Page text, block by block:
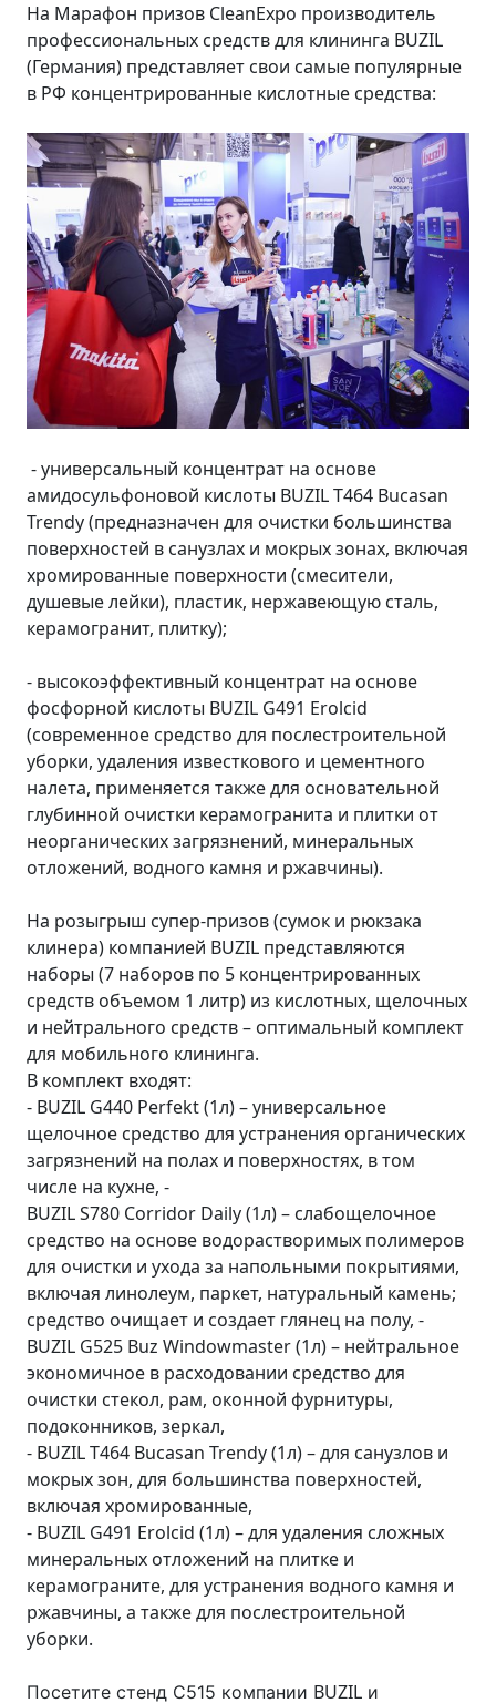
На Марафон призов CleanExpo производитель
профессиональных средств для клининга BUZIL
(Германия) представляет свои самые популярные
в РФ концентрированные кислотные средства:
- универсальный концентрат на основе
амидосульфоновой кислоты BUZIL T464 Bucasan
Trendy (предназначен для очистки большинства
поверхностей в санузлах и мокрых зонах, включая
хромированные поверхности (смесители,
душевые лейки), пластик, нержавеющую сталь,
керамогранит, плитку);
- высокоэффективный концентрат на основе
фосфорной кислоты BUZIL G491 Erolcid
(современное средство для послестроительной
уборки, удаления известкового и цементного
налета, применяется также для основательной
глубинной очистки керамогранита и плитки от
неорганических загрязнений, минеральных
отложений, водного камня и ржавчины).
На розыгрыш супер-призов (сумок и рюкзака
клинера) компанией BUZIL представляются
наборы (7 наборов по 5 концентрированных
средств объемом 1 литр) из кислотных, щелочных
и нейтрального средств – оптимальный комплект
для мобильного клининга.
В комплект входят:
- BUZIL G440 Perfekt (1л) – универсальное
щелочное средство для устранения органических
загрязнений на полах и поверхностях, в том
числе на кухне, -
BUZIL S780 Corridor Daily (1л) – слабощелочное
средство на основе водорастворимых полимеров
для очистки и ухода за напольными покрытиями,
включая линолеум, паркет, натуральный камень;
средство очищает и создает глянец на полу, -
BUZIL G525 Buz Windowmaster (1л) – нейтральное
экономичное в расходовании средство для
очистки стекол, рам, оконной фурнитуры,
подоконников, зеркал,
- BUZIL T464 Bucasan Trendy (1л) – для санузлов и
мокрых зон, для большинства поверхностей,
включая хромированные,
- BUZIL G491 Erolcid (1л) – для удаления сложных
минеральных отложений на плитке и
керамограните, для устранения водного камня и
ржавчины, а также для послестроительной
уборки.
Посетите стенд С515 компании BUZIL и